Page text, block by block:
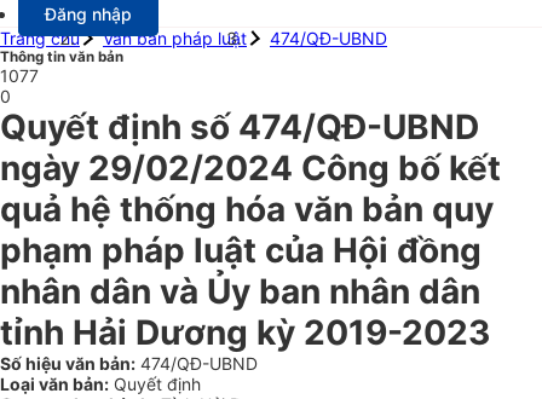
Đăng nhập
Trang chủ
Văn bản pháp luật 474/QĐ-UBND
Thông tin văn bản
1077
0
Quyết định số 474/QĐ-UBND
ngày 29/02/2024 Công bố kết
quả hệ thống hóa văn bản quy
phạm pháp luật của Hội đồng
nhân dân và Ủy ban nhân dân
tỉnh Hải Dương kỳ 2019-2023
Số hiệu văn bản: 474/QĐ-UBND
Loại văn bản: Quyết định